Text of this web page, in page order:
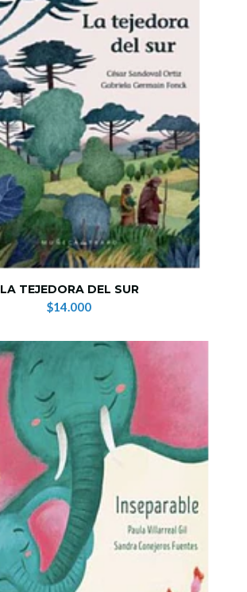
LA TEJEDORA DEL SUR
$14.000